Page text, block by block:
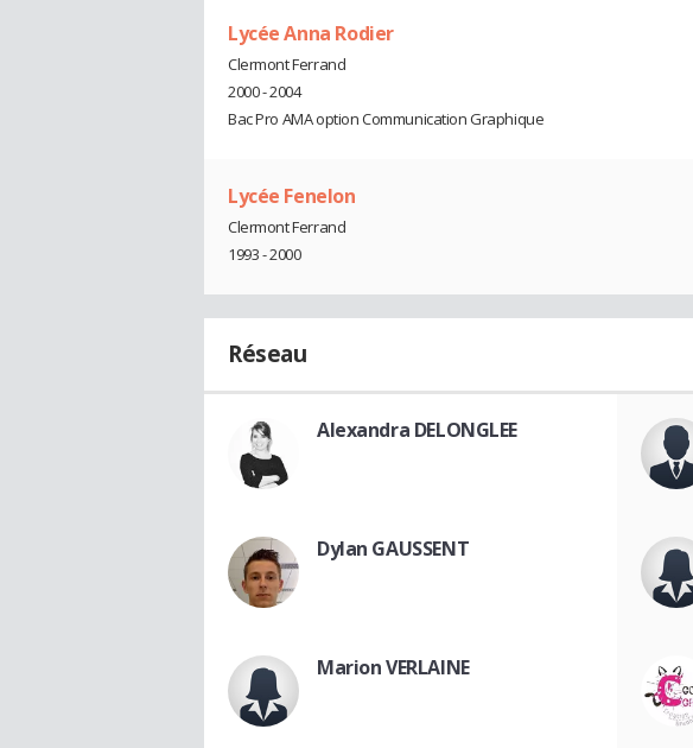
Lycée Anna Rodier
Clermont Ferrand
2000 - 2004
Bac Pro AMA option Communication Graphique
Lycée Fenelon
Clermont Ferrand
1993 - 2000
Réseau
Alexandra DELONGLEE
Dylan GAUSSENT
Marion VERLAINE